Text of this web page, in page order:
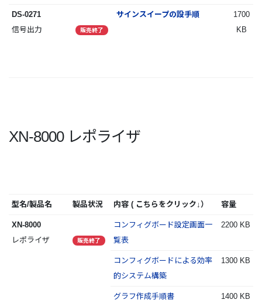
DS-0271
信号出力
販売終了
サインスイープの設手順
1700
KB
XN-8000 レポライザ
型名/製品名 製品状況 内容 ( こちらをクリック↓） 容量
XN-8000
レポライザ
販売終了
コンフィグボード設定画面一
覧表
2200 KB
コンフィグボードによる効率
的システム構築
1300 KB
グラフ作成手順書 1400 KB